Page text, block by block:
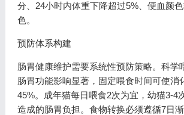
分、24小时内体重下降超过5%、便血颜
色。
预防体系构建
肠胃健康维护需要系统性预防策略。科学
肠胃功能影响显著，固定喂食时间可使消
45%。成年猫每日喂食2次为宜，幼猫3-4
造成的肠胃负担。食物转换必须遵循7日